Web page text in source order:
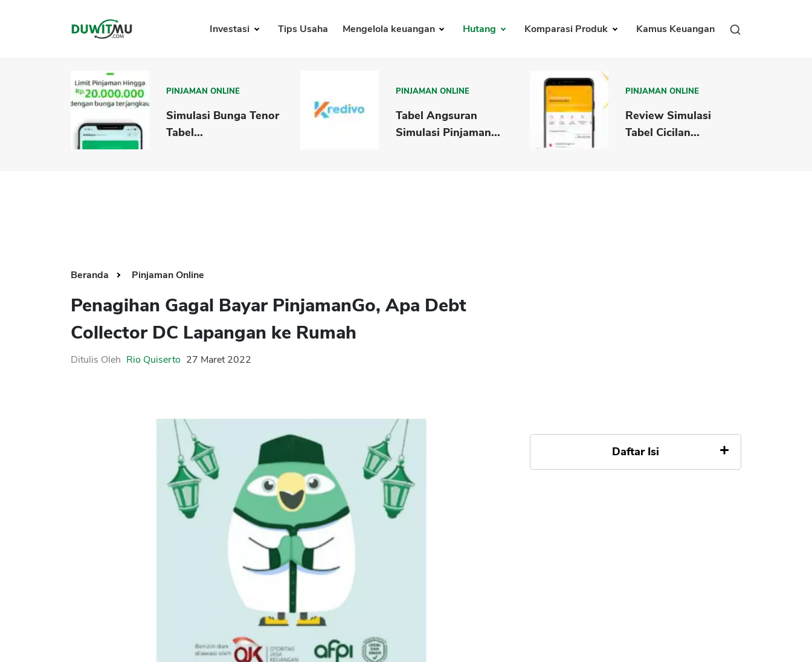
Investasi Tips Usaha Mengelola keuangan Hutang Komparasi Produk Kamus Keuangan
PINJAMAN ONLINE
Simulasi Bunga Tenor
Tabel...
PINJAMAN ONLINE
Tabel Angsuran
Simulasi Pinjaman...
PINJAMAN ONLINE
Review Simulasi
Tabel Cicilan...
Beranda Pinjaman Online
Penagihan Gagal Bayar PinjamanGo, Apa Debt
Collector DC Lapangan ke Rumah
Ditulis Oleh Rio Quiserto 27 Maret 2022
Daftar Isi